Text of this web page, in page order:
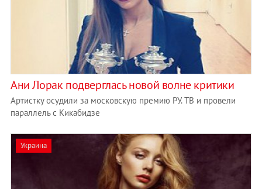
Ани Лорак подверглась новой волне критики
Артистку осудили за московскую премию РУ. ТВ и провели
параллель с Кикабидзе
Украина